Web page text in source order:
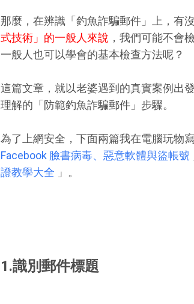
那麼，在辨識「釣魚詐騙郵件」上，有
式技術」的一般人來說 ，我們可能不會
一般人也可以學會的基本檢查方法呢？
這篇文章，就以老婆遇到的真實案例出
理解的「防範釣魚詐騙郵件」步驟。
為了上網安全，下面兩篇我在電腦玩物
Facebook 臉書病毒、惡意軟體與盜帳號
證教學大全 」。
1.識別郵件標題